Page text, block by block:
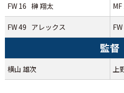
FW 16 榊 翔太
FW 49 アレックス
監督
横山 雄次 上